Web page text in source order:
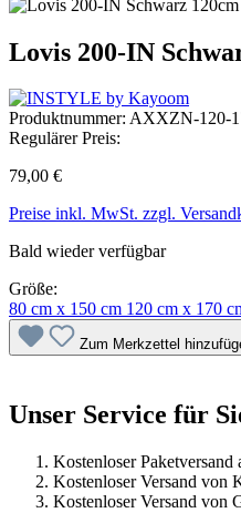
Lovis 200-IN
Produktnummer: AXXZN-120-
Regulärer Preis:
79,00 €
Preise inkl. MwSt. zzgl.
Bald wieder verfügbar
Größe:
80 cm x 150 cm 120 cm x 170
Zum Merkzettel
Unser Service für
Kostenloser Paketversand
Kostenloser Versand von
Kostenloser Versand von